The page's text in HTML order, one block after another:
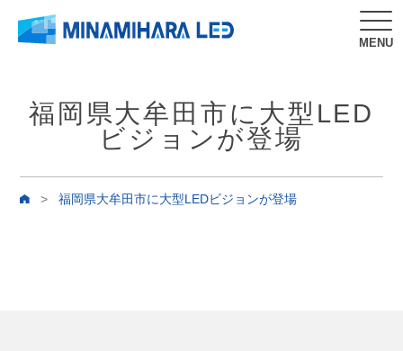
MENU
福岡県大牟田市に大型LED
ビジョンが登場
> 福岡県大牟田市に大型LEDビジョンが登場